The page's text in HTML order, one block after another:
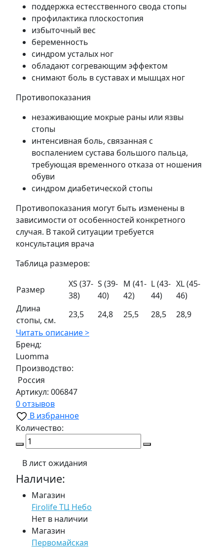
поддержка естесственного свода стопы
профилактика плоскостопия
избыточный вес
беременность
синдром усталых ног
обладают согревающим эффектом
снимают боль в суставах и мышцах ног
Противопоказания
незаживающие мокрые раны или язвы
стопы
интенсивная боль, связанная с
воспалением сустава большого пальца,
требующая временного отказа от ношения
обуви
синдром диабетической стопы
Противопоказания могут быть изменены в
зависимости от особенностей конкретного
случая. В такой ситуации требуется
консультация врача
Таблица размеров:
Размер
XS (37-
38)
S (39-
40)
M (41-
42)
L (43-
44)
XL (45-
46)
Длина
стопы, см.
23,5 24,8 25,5 28,5
28,9
Читать описание >
Бренд:
Luomma
Производство:
Россия
Артикул: 006847
0 отзывов
В избранное
Количество:
В лист ожидания
Наличие:
Магазин
Firolife ТЦ Небо
Нет в наличии
Магазин
Первомайская